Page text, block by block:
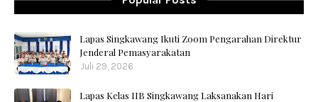
Lapas Singkawang Ikuti Zoom Pengarahan Direktur
Jenderal Pemasyarakatan
Juli 29, 2026
Lapas Kelas IIB Singkawang Laksanakan Hari